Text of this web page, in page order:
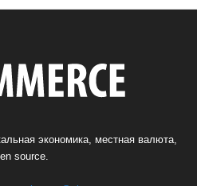
экономика, местная валюта,
source.